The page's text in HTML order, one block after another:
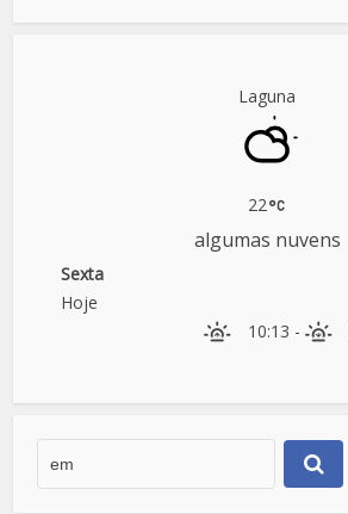
Laguna
22
algumas nuvens
Sexta
Hoje
10:13 -